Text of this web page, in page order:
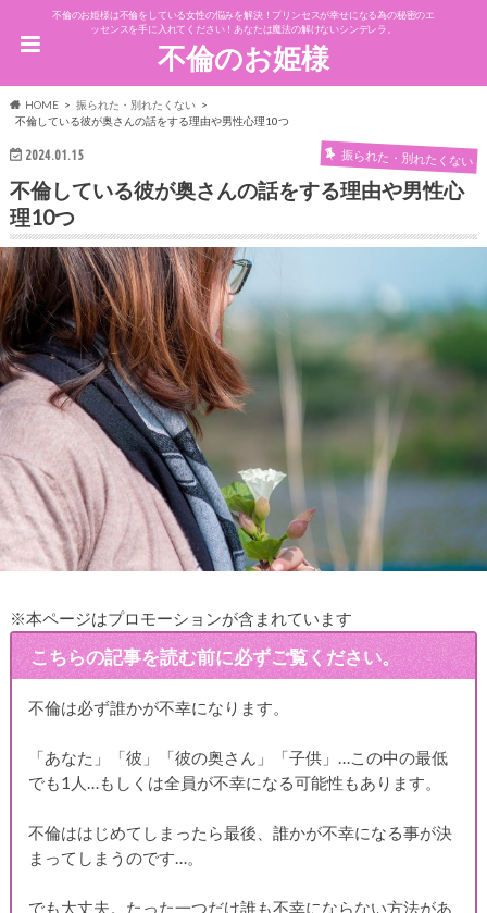
不倫のお姫様は不倫をしている女性の悩みを解決！プリンセスが幸せになる為の秘密のエ
ッセンスを手に入れてください！あなたは魔法の解けないシンデレラ。
不倫のお姫様
HOME
振られた・別れたくない
不倫している彼が奥さんの話をする理由や男性心理10つ
2024.01.15 振られた・別れたくない
不倫している彼が奥さんの話をする理由や男性心
理10つ
※本ページはプロモーションが含まれています
こちらの記事を読む前に必ずご覧ください。
不倫は必ず誰かが不幸になります。
「あなた」「彼」「彼の奥さん」「子供」…この中の最低
でも1人…もしくは全員が不幸になる可能性もあります。
不倫ははじめてしまったら最後、誰かが不幸になる事が決
まってしまうのです…。
でも大丈夫。たった一つだけ誰も不幸にならない方法があ